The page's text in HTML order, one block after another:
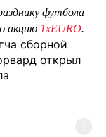
футбола
акцию 1xEURO.
сборной
открыл